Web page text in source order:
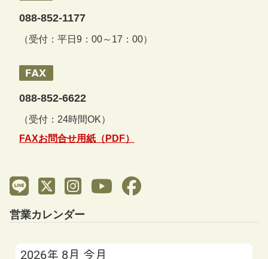
088-852-1177
（受付：平日9：00～17：00）
088-852-6622
（受付：24時間OK）
FAXお問合せ用紙（PDF）
営業カレンダー